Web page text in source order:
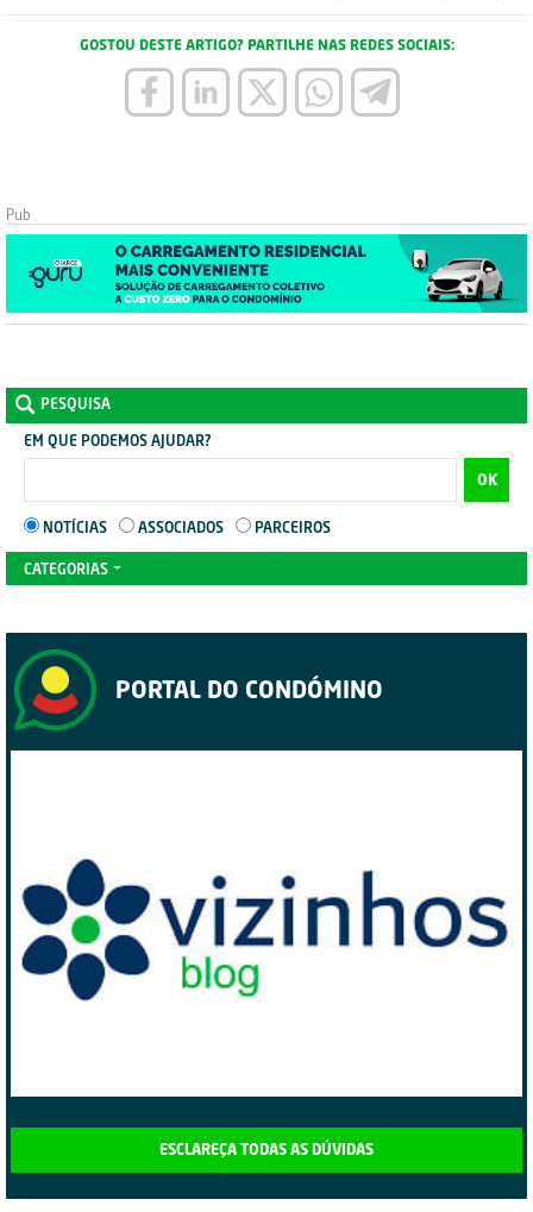
GOSTOU DESTE ARTIGO? PARTILHE NAS REDES SOCIAIS:
PESQUISA
EM QUE PODEMOS AJUDAR?
OK
NOTÍCIAS ASSOCIADOS PARCEIROS
CATEGORIAS
PORTAL DO CONDÓMINO
ESCLAREÇA TODAS AS DÚVIDAS